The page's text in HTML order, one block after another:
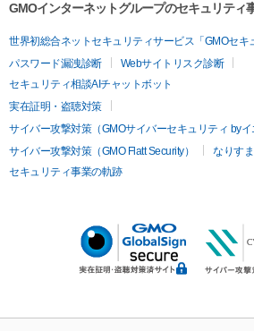
GMOインターネットグループのセキュリティ
世界初総合ネットセキュリティサービス「GMOセキ
パスワード漏洩診断
Webサイトリスク診断
セキュリティ相談AIチャットボット
実在証明・盗聴対策
サイバー攻撃対策（GMOサイバーセキュリティ byイ
サイバー攻撃対策（GMO Flatt Security）
なりす
セキュリティ事業の軌跡